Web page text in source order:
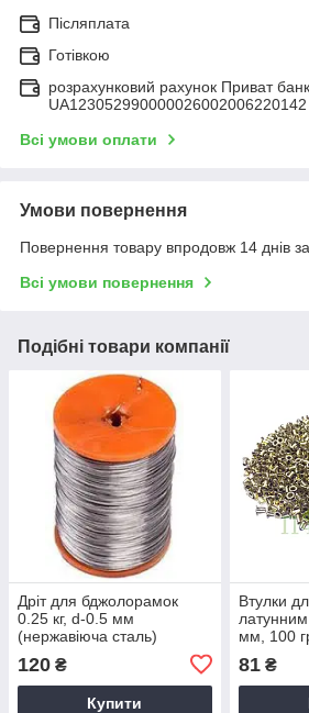
Післяплата
Готівкою
розрахунковий рахунок Приват
UA123052990000026002006220142
Всі умови оплати
Умови повернення
Повернення товару впродовж 14 днів
Всі умови повернення
Подібні товари компанії
Дріт для бджолорамок
0.25 кг, d-0.5 мм
(нержавіюча сталь)
120 ₴
Купити
Втулки
мм, 100
81₴